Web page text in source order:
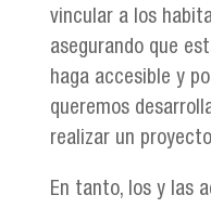
vincular a los
asegurando que
haga accesible y
queremos
realizar un
En tanto, los y las